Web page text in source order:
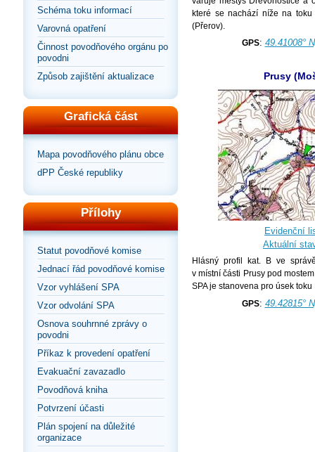
Schéma toku informací
Varovná opatření
Činnost povodňového orgánu po
povodni
Způsob zajištění aktualizace
Grafická část
Mapa povodňového plánu obce
dPP České republiky
Přílohy
Statut povodňové komise
Jednací řád povodňové komise
Vzor vyhlášení SPA
Vzor odvolání SPA
Osnova souhrnné zprávy o
povodni
Příkaz k provedení opatření
Evakuační zavazadlo
Povodňová kniha
Potvrzení účasti
Plán spojení na důležité
organizace
které se nachází níže na toku
(Přerov).
GPS: 49.41008°
Prusy
Evidenční
Aktuální
Hlásný profil kat. B ve
v místní části Prusy pod
SPA je stanovena pro úsek
GPS: 49.42815°